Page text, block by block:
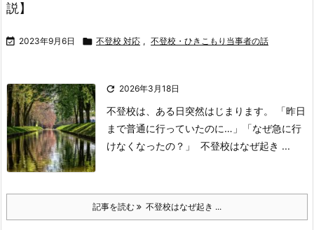
説】
 2023年9月6日  不登校 対応 , 不登校・ひきこもり当事者の話
 2026年3月18日
不登校は、ある日突然はじまります。
「昨日
まで普通に行っていたのに…」
「なぜ急に行
けなくなったの？」
不登校はなぜ起き ...
記事を読む 不登校はなぜ起き ...